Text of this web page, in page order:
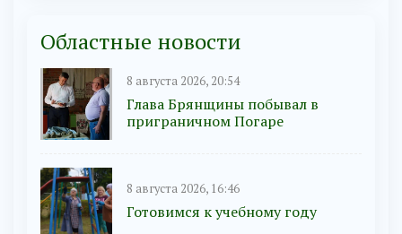
Областные новости
8 августа 2026, 20:54
Глава Брянщины побывал в
приграничном Погаре
8 августа 2026, 16:46
Готовимся к учебному году